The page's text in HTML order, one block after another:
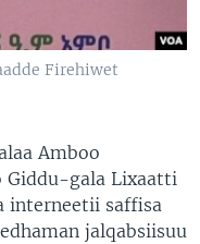
Firehiwet
Amboo
Giddu-gala Lixaatti
interneetii saffisa
jalqabsiisuu